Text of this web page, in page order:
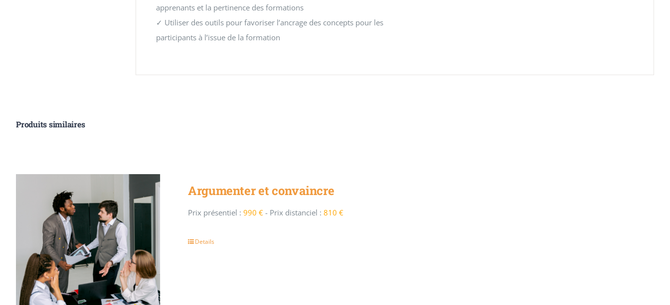
apprenants et la pertinence des formations
✓ Utiliser des outils pour favoriser l’ancrage des concepts pour les
participants à l’issue de la formation
Produits similaires
Argumenter et convaincre
Prix présentiel : 990 €- Prix distanciel : 810 €
Details